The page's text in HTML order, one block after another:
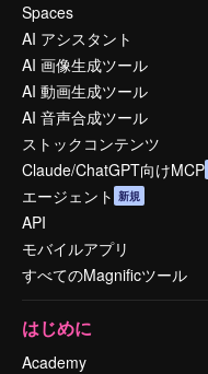
Spaces
AI アシスタント
AI 画像生成ツール
AI 動画生成ツール
AI 音声合成ツール
ストックコンテンツ
Claude/ChatGPT向けMCP
エージェント 新規
API
モバイルアプリ
すべてのMagnificツール
はじめに
Academy